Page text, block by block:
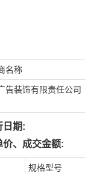
名称
告装饰有限责任公司
日期:
价、成交金额:
规格型号